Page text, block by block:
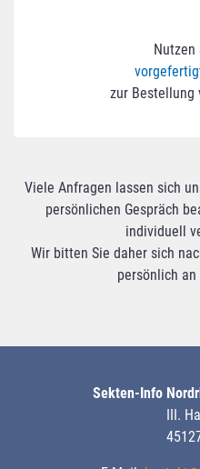
Nutzen
zur Bestellung
Viele Anfragen lassen sich
persönlichen Gespräch
individuell
Wir bitten Sie daher sich
persönlich an
Sekten-Info
III.